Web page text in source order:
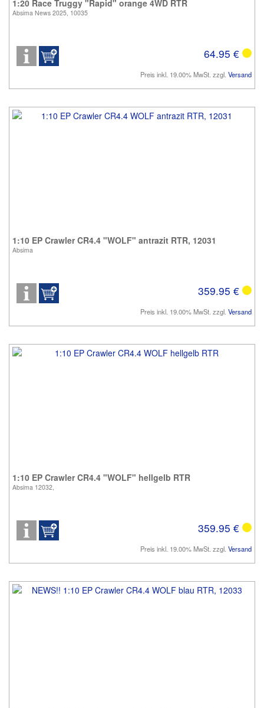
1:20 Race Truggy "Rapid" orange 4WD RTR
Absima News 2025, 10035
64.95 €
Preis inkl. 19.00% MwSt. zzgl. Versand
1:10 EP Crawler CR4.4 "WOLF" antrazit RTR, 12031
Absima
359.95 €
Preis inkl. 19.00% MwSt. zzgl. Versand
1:10 EP Crawler CR4.4 "WOLF" hellgelb RTR
Absima 12032,
359.95 €
Preis inkl. 19.00% MwSt. zzgl. Versand